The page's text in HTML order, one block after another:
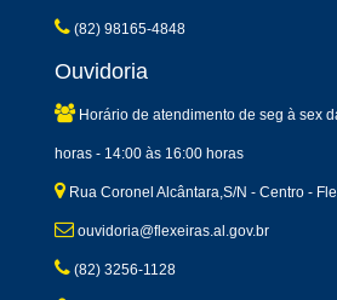
(82) 98165-4848
Ouvidoria
Horário de atendimento de seg à sex
horas - 14:00 às 16:00 horas
Rua Coronel Alcântara,S/N - Centro -
ouvidoria@flexeiras.al.gov.br
(82) 3256-1128